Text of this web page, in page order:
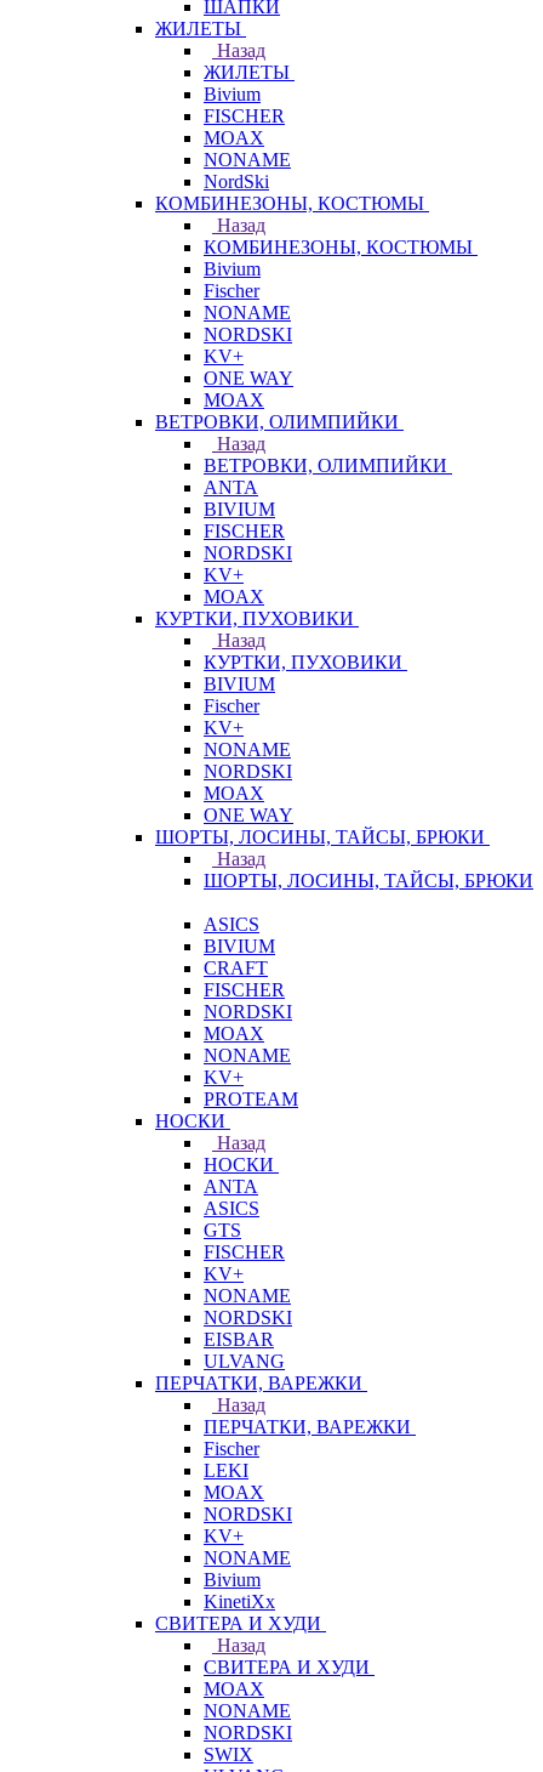
ШАПКИ
ЖИЛЕТЫ
Назад
ЖИЛЕТЫ
Bivium
FISCHER
MOAX
NONAME
NordSki
КОМБИНЕЗОНЫ, КОСТЮМЫ
Назад
КОМБИНЕЗОНЫ, КОСТЮМЫ
Bivium
Fischer
NONAME
NORDSKI
KV+
ONE WAY
MOAX
ВЕТРОВКИ, ОЛИМПИЙКИ
Назад
ВЕТРОВКИ, ОЛИМПИЙКИ
ANTA
BIVIUM
FISCHER
NORDSKI
KV+
MOAX
КУРТКИ, ПУХОВИКИ
Назад
КУРТКИ, ПУХОВИКИ
BIVIUM
Fischer
KV+
NONAME
NORDSKI
MOAX
ONE WAY
ШОРТЫ, ЛОСИНЫ, ТАЙСЫ, БРЮКИ
Назад
ШОРТЫ, ЛОСИНЫ, ТАЙСЫ, БРЮКИ
ASICS
BIVIUM
CRAFT
FISCHER
NORDSKI
MOAX
NONAME
KV+
PROTEAM
НОСКИ
Назад
НОСКИ
ANTA
ASICS
GTS
FISCHER
KV+
NONAME
NORDSKI
EISBAR
ULVANG
ПЕРЧАТКИ, ВАРЕЖКИ
Назад
ПЕРЧАТКИ, ВАРЕЖКИ
Fischer
LEKI
MOAX
NORDSKI
KV+
NONAME
Bivium
KinetiXx
СВИТЕРА И ХУДИ
Назад
СВИТЕРА И ХУДИ
MOAX
NONAME
NORDSKI
SWIX